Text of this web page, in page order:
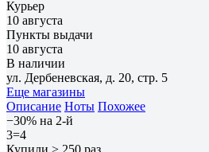
Курьер
10 августа
Пункты выдачи
10 августа
В наличии
ул. Дербеневская, д. 20, стр. 5
Еще магазины
Описание Ноты Похожее
−30% на 2-й
3=4
Купили > 250 раз